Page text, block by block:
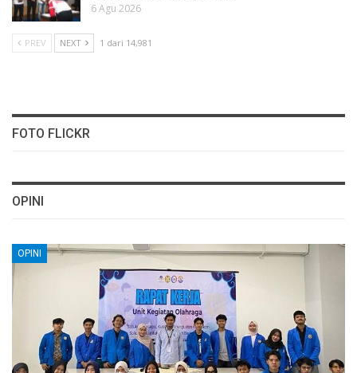
6 Agu 2026
PREV NEXT 1 dari 14,981
FOTO FLICKR
OPINI
OPINI